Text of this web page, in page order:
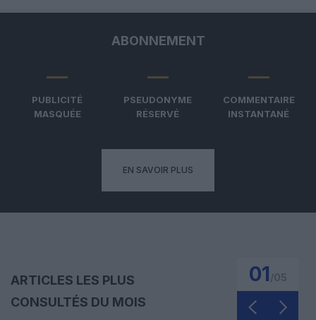
ABONNEMENT
PUBLICITÉ
MASQUÉE
PSEUDONYME
RÉSERVÉ
COMMENTAIRE
INSTANTANÉ
EN SAVOIR PLUS
ARTICLES LES PLUS
CONSULTÉS DU MOIS
01